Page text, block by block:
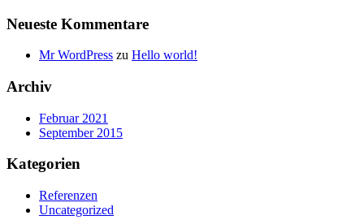
Neueste Kommentare
Mr WordPress zu Hello world!
Archiv
Februar 2021
September 2015
Kategorien
Referenzen
Uncategorized